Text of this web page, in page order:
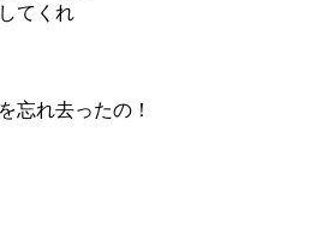
てくれ
忘れ去ったの！